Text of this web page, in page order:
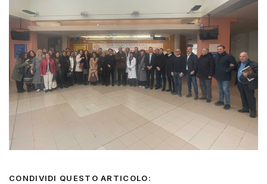
CONDIVIDI QUESTO ARTICOLO: